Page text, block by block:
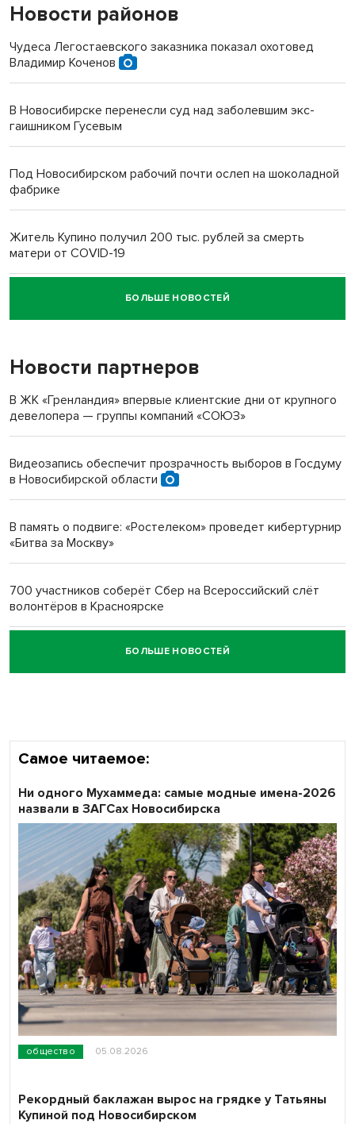
Новости районов
Чудеса Легостаевского заказника показал охотовед
Владимир Коченов
В Новосибирске перенесли суд над заболевшим экс-
гаишником Гусевым
Под Новосибирском рабочий почти ослеп на шоколадной
фабрике
Житель Купино получил 200 тыс. рублей за смерть
матери от COVID-19
Новосибирский суд наказал водителя за смерть
пенсионерки на вокзале
«Мы живём на пастбище!»: в новосибирском селе лошади
терроризируют жителей
Инвалид получил условный срок за избиение врачей
Новосибирский преподаватель с женой вошли в топ-16
Обновлённое отделение ВТБ открылось в Искитиме
БОЛЬШЕ НОВОСТЕЙ
Новости партнеров
В ЖК «Гренландия» впервые клиентские дни от крупного
девелопера — группы компаний «СОЮЗ»
Видеозапись обеспечит прозрачность выборов в Госдуму
в Новосибирской области
В память о подвиге: «Ростелеком» проведет кибертурнир
«Битва за Москву»
700 участников соберёт Сбер на Всероссийский слёт
волонтёров в Красноярске
Честный выбор: видеонаблюдение обеспечит
объективность результатов ЕДГ в Новосибирской
БОЛЬШЕ НОВОСТЕЙ
Самое читаемое:
общество 05.08.2026
Ни одного Мухаммеда: самые модные имена-2026
назвали в ЗАГСах Новосибирска
Рекордный баклажан вырос на грядке у Татьяны
Купиной под Новосибирском